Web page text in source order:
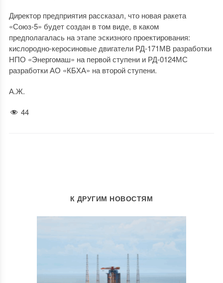
Директор предприятия рассказал, что новая ракета
«Союз-5» будет создан в том виде, в каком
предполагалась на этапе эскизного проектирования:
кислородно-керосиновые двигатели РД-171МВ разработки
НПО «Энергомаш» на первой ступени и РД-0124МС
разработки АО «КБХА» на второй ступени.
А.Ж.
44
К ДРУГИМ НОВОСТЯМ